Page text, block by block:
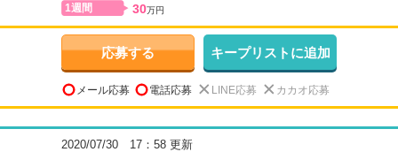
1週間
30万円
応募する キープリストに追加
メール応募 電話応募 LINE応募 カカオ応募
2020/07/30 17：58 更新